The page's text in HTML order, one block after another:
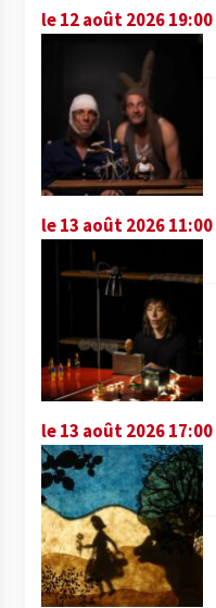
le 12 août 2026 19:00
le 13 août 2026 11:00
le 13 août 2026 17:00